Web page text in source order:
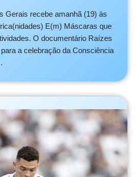
Gerais recebe amanhã (19) às
E(m) Máscaras que
O documentário Raízes
a celebração da Consciência